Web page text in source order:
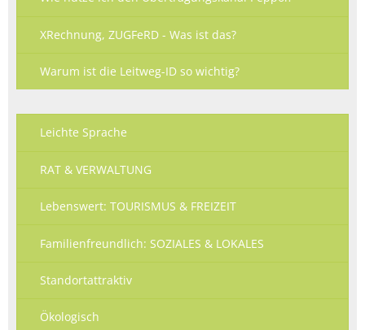
XRechnung, ZUGFeRD - Was ist das?
Warum ist die Leitweg-ID so wichtig?
Leichte Sprache
RAT & VERWALTUNG
Lebenswert: TOURISMUS & FREIZEIT
Familienfreundlich: SOZIALES & LOKALES
Standortattraktiv
Ökologisch